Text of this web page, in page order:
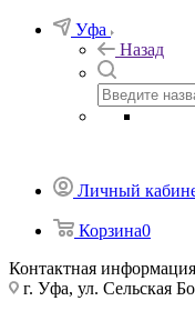
Уфа
Назад
Личный
Корзина0
Контактная информация
г. Уфа, ул. Сельская